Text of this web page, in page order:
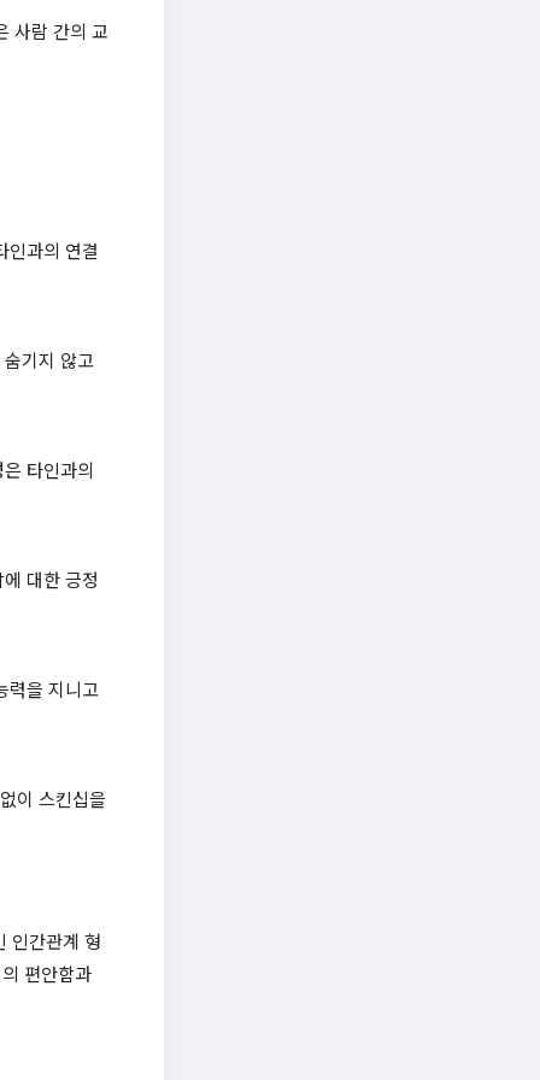
사람 간의 교
인과의 연결
기지 않고
타인과의
대한 긍정
력을 지니고
이 스킨십을
인간관계 형
편안함과